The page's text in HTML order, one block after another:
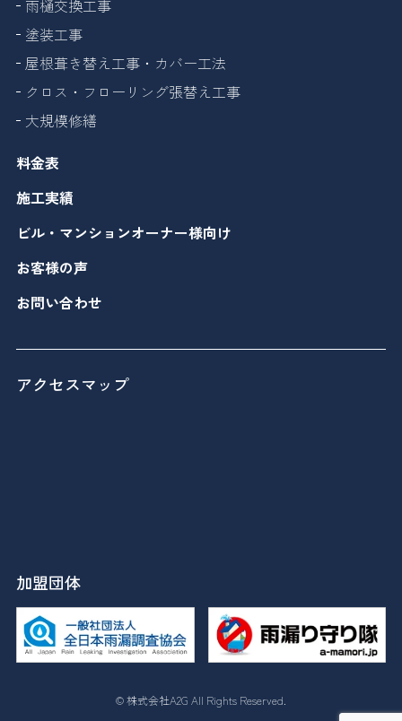
雨樋交換工事
塗装工事
屋根葺き替え工事・カバー工法
クロス・フローリング張替え工事
大規模修繕
料金表
施工実績
ビル・マンションオーナー様向け
お客様の声
お問い合わせ
アクセスマップ
加盟団体
© 株式会社A2G All Rights Reserved.